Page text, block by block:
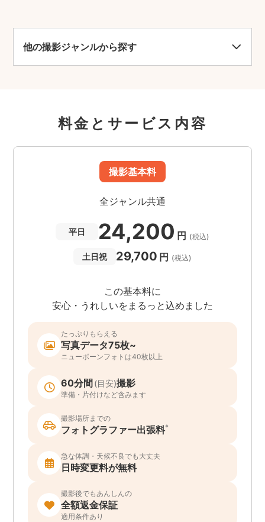
他の撮影ジャンルから探す
料金とサービス内容
撮影基本料
全ジャンル共通
平日 24,200 円 (税込)
土日祝 29,700 円 (税込)
この基本料に
安心・うれしいをまるっと込めました
たっぷりもらえる
写真データ75枚~
ニューボーンフォトは40枚以上
60分間(目安)撮影
準備・片付けなど含みます
撮影場所までの
フォトグラファー出張料*
急な体調・天候不良でも大丈夫
日時変更料が無料
撮影後でもあんしんの
全額返金保証
適用条件あり